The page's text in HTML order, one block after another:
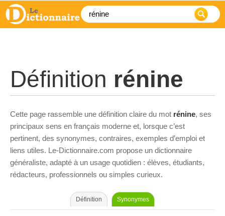
Définition rénine
Cette page rassemble une définition claire du mot rénine, ses
principaux sens en français moderne et, lorsque c’est
pertinent, des synonymes, contraires, exemples d’emploi et
liens utiles. Le-Dictionnaire.com propose un dictionnaire
généraliste, adapté à un usage quotidien : élèves, étudiants,
rédacteurs, professionnels ou simples curieux.
Définition Synonymes